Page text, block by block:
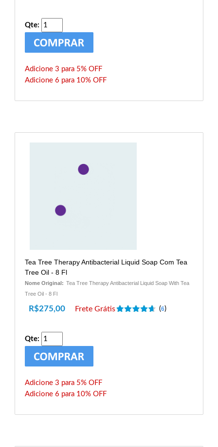
Qte:
Adicione 3 para 5% OFF
Adicione 6 para 10% OFF
Tea Tree Therapy Antibacterial Liquid Soap Com Tea
Tree Oil - 8 Fl
Nome Original: Tea Tree Therapy Antibacterial Liquid Soap With Tea
Tree Oil - 8 Fl
R$275,00 Frete Grátis (6)
Qte:
Adicione 3 para 5% OFF
Adicione 6 para 10% OFF